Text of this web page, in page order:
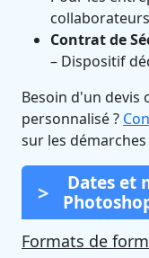
Contrat de
– Dispositif
Besoin d'un devis
personnalisé ?
sur les
Dates et
Formats de